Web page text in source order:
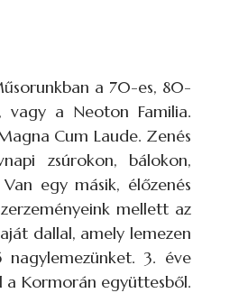
a 70-es, 80-
vagy a Neoton Familia.
Cum Laude. Zenés
zsúrokon, bálokon,
egy másik, élőzenés
mellett az
dallal, amely lemezen
3. éve
a Kormorán együttesből.